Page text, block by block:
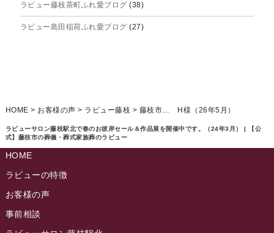
ラビューサロン藤枝駅北で春のお彼岸セール＆作品展を開催中です。（24年3月） | 【公
式】藤枝市の葬儀・葬式家族葬のラビュー
2025年4月
2025年3月
2024年11月
2024年10月
2024年9月
ラビュー藤枝茶町ふれ愛ブログ (38)
ラビュー島田稲荷ふれ愛ブログ (27)
ラビュー西焼津ふれ愛ブログ(20)
ラビュー島田六合ふれ愛ブログ(5)
ラビュー静岡籠上ふれ愛ブログ
ラビュー金谷ふれ愛ブログ
ラビュー静岡下島イベント情報(92)
ラビュー東静岡イベント情報(90)
ラビュー島田稲荷イベント情報(84)
ラビュー焼津石津イベント情報
ラビュー藤枝茶町イベント情報
ラビュー藤枝イベント情報
HOME > お客様の声 > ラビュー藤枝 > 藤枝市… H様（26年5月）
HOME
ラビューの特徴
お客様の声
事前相談